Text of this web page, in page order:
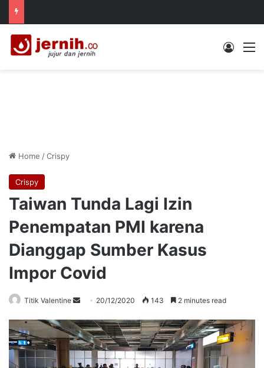
Log In
Home /Crispy
Crispy
Taiwan Tunda Lagi Izin
Penempatan PMI karena
Dianggap Sumber Kasus
Impor Covid
Titik Valentine
Send
email
20/12/2020 143 2 minutes read